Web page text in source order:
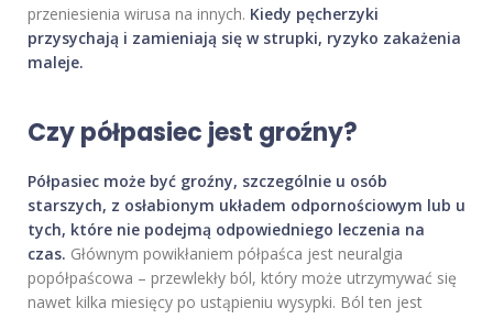
przeniesienia wirusa na innych. Kiedy pęcherzyki
przysychają i zamieniają się w strupki, ryzyko zakażenia
maleje.
Czy półpasiec jest groźny?
Półpasiec może być groźny, szczególnie u osób
starszych, z osłabionym układem odpornościowym lub u
tych, które nie podejmą odpowiedniego leczenia na
czas. Głównym powikłaniem półpaśca jest neuralgia
popółpaścowa – przewlekły ból, który może utrzymywać się
nawet kilka miesięcy po ustąpieniu wysypki. Ból ten jest